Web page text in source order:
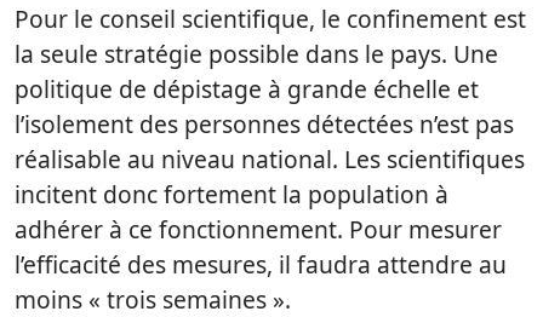
Pour le conseil scientifique, le confinement est
la seule stratégie possible dans le pays. Une
politique de dépistage à grande échelle et
l’isolement des personnes détectées n’est pas
réalisable au niveau national. Les scientifiques
incitent donc fortement la population à
adhérer à ce fonctionnement. Pour mesurer
l’efficacité des mesures, il faudra attendre au
moins « trois semaines ».